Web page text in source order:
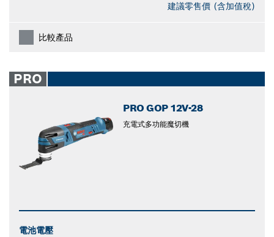
建議零售價 (含加值稅)
比較產品
PRO
PRO GOP 12V-28
充電式多功能魔切機
電池電壓